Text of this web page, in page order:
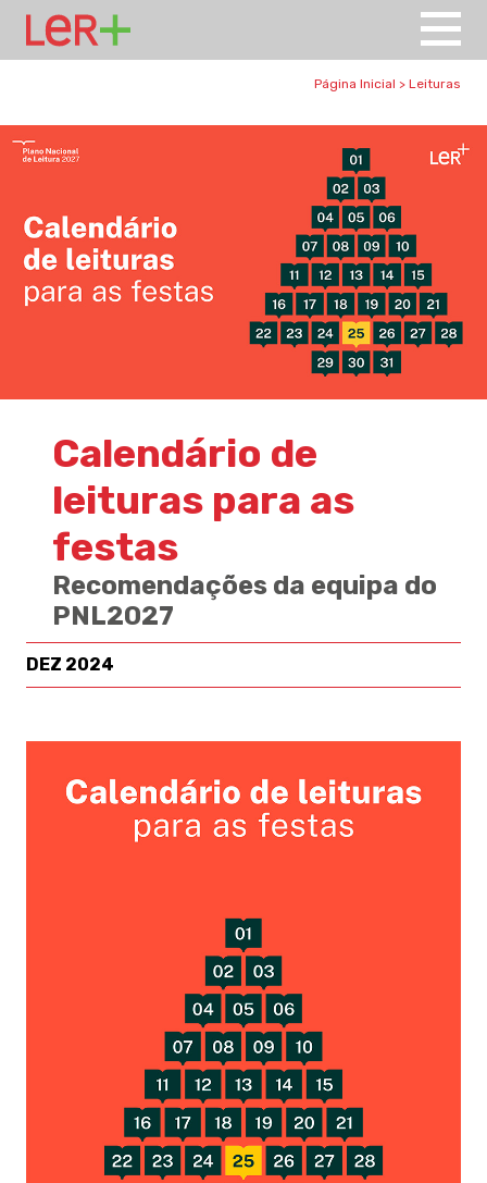
Página Inicial > Leituras
Calendário de
leituras para as
festas
Recomendações da equipa do
PNL2027
DEZ 2024